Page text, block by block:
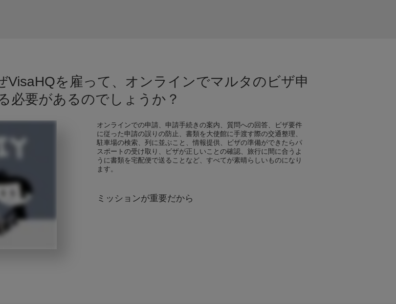
VisaHQを雇って、オンラインでマルタのビザ申
必要があるのでしょうか？
オンラインでの申請、申請手続きの案内、質問への回答、ビザ要件
に従った申請の誤りの防止、書類を大使館に手渡す際の交通整理、
駐車場の検索、列に並ぶこと、情報提供、ビザの準備ができたらパ
スポートの受け取り、ビザが正しいことの確認、旅行に間に合うよ
うに書類を宅配便で送ることなど、すべてが素晴らしいものになり
ます。
ミッションが重要だから